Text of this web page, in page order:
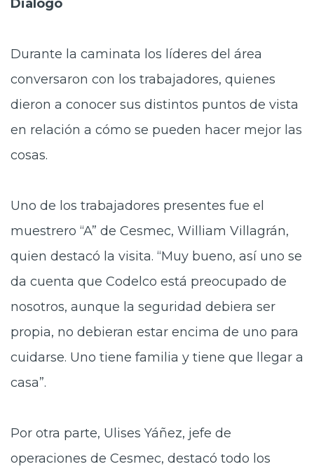
Diálogo
Durante la caminata los líderes del área
conversaron con los trabajadores, quienes
dieron a conocer sus distintos puntos de vista
en relación a cómo se pueden hacer mejor las
cosas.
Uno de los trabajadores presentes fue el
muestrero “A” de Cesmec, William Villagrán,
quien destacó la visita. “Muy bueno, así uno se
da cuenta que Codelco está preocupado de
nosotros, aunque la seguridad debiera ser
propia, no debieran estar encima de uno para
cuidarse. Uno tiene familia y tiene que llegar a
casa”.
Por otra parte, Ulises Yáñez, jefe de
operaciones de Cesmec, destacó todo los